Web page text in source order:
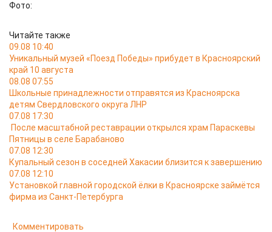
Фото:
Читайте также
09.08 10:40
Уникальный музей «Поезд Победы» прибудет в Красноярский
край 10 августа
08.08 07:55
Школьные принадлежности отправятся из Красноярска
детям Свердловского округа ЛНР
07.08 17:30
После масштабной реставрации открылся храм Параскевы
Пятницы в селе Барабаново
07.08 12:30
Купальный сезон в соседней Хакасии близится к завершению
07.08 12:10
Установкой главной городской ёлки в Красноярске займётся
фирма из Санкт-Петербурга
Комментировать